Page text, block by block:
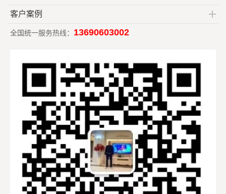
客户案例
全国统一服务热线： 13690603002